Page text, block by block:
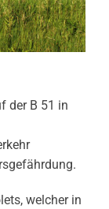
der B 51 in
welcher in